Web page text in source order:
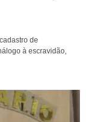
de
à escravidão,